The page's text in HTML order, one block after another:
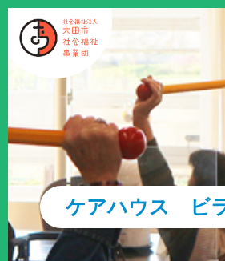
このページの本文へ
ケアハウス ビ